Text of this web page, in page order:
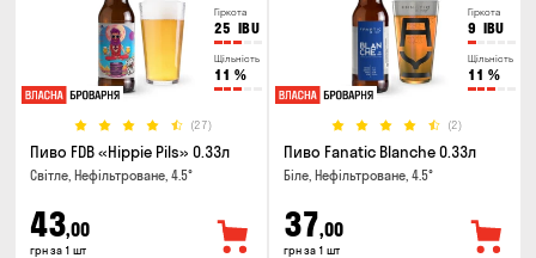
Гіркота
25 IBU
Щільність
11 %
(27)
Пиво FDB «Hippie Pils» 0.33л
Світле, Нефільтроване, 4.5°
43,00
грн за 1 шт
Гіркота
9 IBU
Щільність
11 %
(2)
Пиво Fanatic Blanche 0.33л
Біле, Нефільтроване, 4.5°
37,00
грн за 1 шт